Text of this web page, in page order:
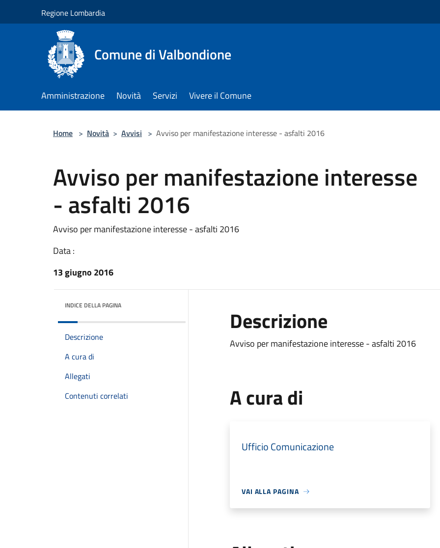
Regione Lombardia
Comune di Valbondione
Amministrazione Novità Servizi Vivere il Comune
Home > Novità > Avvisi > Avviso per manifestazione interesse - asfalti 2016
Avviso per manifestazione interesse
- asfalti 2016
Avviso per manifestazione interesse - asfalti 2016
Data :
13 giugno 2016
INDICE DELLA PAGINA
Descrizione
A cura di
Allegati
Contenuti correlati
Descrizione
Avviso per manifestazione interesse - asfalti 2016
A cura di
Ufficio Comunicazione
VAI ALLA PAGINA